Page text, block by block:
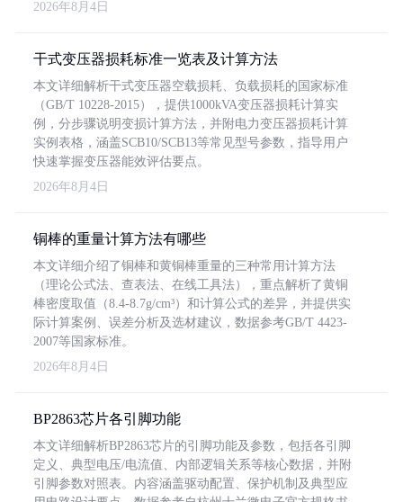
2026年8月4日
干式变压器损耗标准一览表及计算方法
本文详细解析干式变压器空载损耗、负载损耗的国家标准
（GB/T 10228-2015），提供1000kVA变压器损耗计算实
例，分步骤说明变损计算方法，并附电力变压器损耗计算
实例表格，涵盖SCB10/SCB13等常见型号参数，指导用户
快速掌握变压器能效评估要点。
2026年8月4日
铜棒的重量计算方法有哪些
本文详细介绍了铜棒和黄铜棒重量的三种常用计算方法
（理论公式法、查表法、在线工具法），重点解析了黄铜
棒密度取值（8.4-8.7g/cm³）和计算公式的差异，并提供实
际计算案例、误差分析及选材建议，数据参考GB/T 4423-
2007等国家标准。
2026年8月4日
BP2863芯片各引脚功能
本文详细解析BP2863芯片的引脚功能及参数，包括各引脚
定义、典型电压/电流值、内部逻辑关系等核心数据，并附
引脚参数对照表。内容涵盖驱动配置、保护机制及典型应